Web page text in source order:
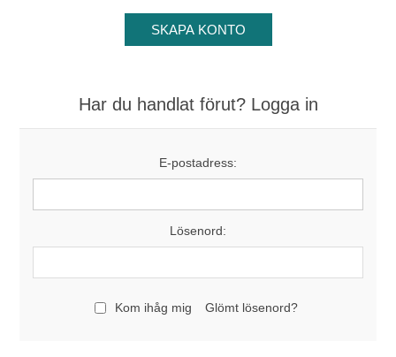
Har du handlat förut? Logga in
E-postadress:
Lösenord:
Kom ihåg mig Glömt lösenord?